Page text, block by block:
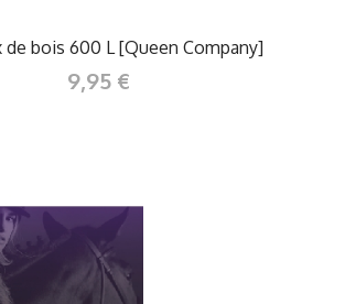
de bois 600 L [Queen Company]
9,95 €